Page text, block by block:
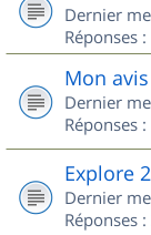
Dernier
Réponses :
Mon
Dernier
Réponses :
Explore
Dernier
Réponses :